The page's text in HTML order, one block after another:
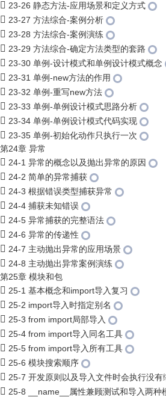
23-26 静态方法-应用场景和定义方式
23-27 方法综合-案例分析
23-28 方法综合-案例演练
23-29 方法综合-确定方法类型的套路
23-30 单例-设计模式和单例设计模式概念
23-31 单例-new方法的作用
23-32 单例-重写new方法
23-33 单例-单例设计模式思路分析
23-34 单例-单例设计模式代码实现
23-35 单例-初始化动作只执行一次
第24章 异常
24-1 异常的概念以及抛出异常的原因
24-2 简单的异常捕获
24-3 根据错误类型捕获异常
24-4 捕获未知错误
24-5 异常捕获的完整语法
24-6 异常的传递性
24-7 主动抛出异常的应用场景
24-8 主动抛出异常案例演练
第25章 模块和包
25-1 基本概念和import导入复习
25-2 import导入时指定别名
25-3 from import局部导入
25-4 from import导入同名工具
25-5 from import导入所有工具
25-6 模块搜索顺序
25-7 开发原则以及导入文件时会执行没有
25-8 __name__属性兼顾测试和导入两种